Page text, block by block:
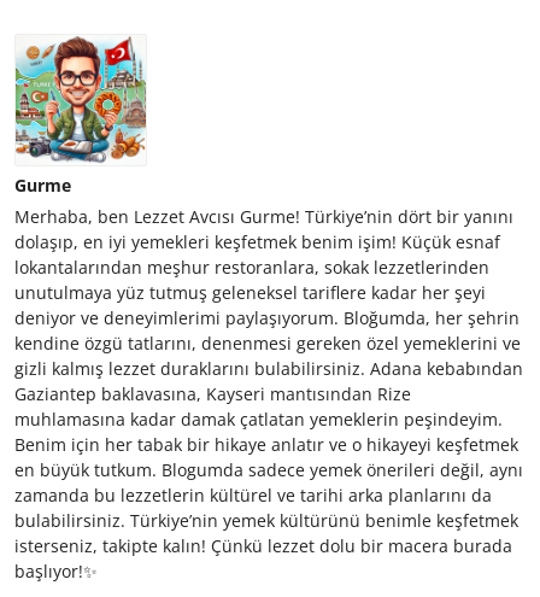
Gurme
Merhaba, ben Lezzet Avcısı Gurme! Türkiye’nin dört bir yanını
dolaşıp, en iyi yemekleri keşfetmek benim işim! Küçük esnaf
lokantalarından meşhur restoranlara, sokak lezzetlerinden
unutulmaya yüz tutmuş geleneksel tariflere kadar her şeyi
deniyor ve deneyimlerimi paylaşıyorum. Bloğumda, her şehrin
kendine özgü tatlarını, denenmesi gereken özel yemeklerini ve
gizli kalmış lezzet duraklarını bulabilirsiniz. Adana kebabından
Gaziantep baklavasına, Kayseri mantısından Rize
muhlamasına kadar damak çatlatan yemeklerin peşindeyim.
Benim için her tabak bir hikaye anlatır ve o hikayeyi keşfetmek
en büyük tutkum. Blogumda sadece yemek önerileri değil, aynı
zamanda bu lezzetlerin kültürel ve tarihi arka planlarını da
bulabilirsiniz. Türkiye’nin yemek kültürünü benimle keşfetmek
isterseniz, takipte kalın! Çünkü lezzet dolu bir macera burada
başlıyor!✨